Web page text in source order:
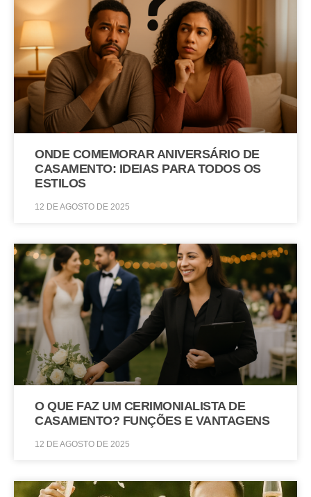
ONDE COMEMORAR ANIVERSÁRIO DE
CASAMENTO: IDEIAS PARA TODOS OS
ESTILOS
12 DE AGOSTO DE 2025
O QUE FAZ UM CERIMONIALISTA DE
CASAMENTO? FUNÇÕES E VANTAGENS
12 DE AGOSTO DE 2025